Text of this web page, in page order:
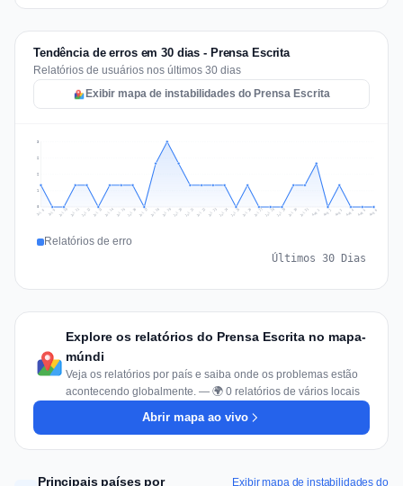
Tendência de erros em 30 dias - Prensa Escrita
Relatórios de usuários nos últimos 30 dias
Exibir mapa de instabilidades do Prensa Escrita
1
2
2
3
Jul 8 Jul 9 Jul 10 Jul 11 Jul 12 Jul 13 Jul 14 Jul 15 Jul 16 Jul 17 Jul 18 Jul 19 Jul 20 Jul 21 Jul 22 Jul 23 Jul 24 Jul 25 Jul 26 Jul 27 Jul 28 Jul 29 Jul 30 Jul 31 Aug 1 Aug 2 Aug 3 Aug 4 Aug 5 Aug 6
Relatórios de erro
Últimos 30 Dias
Explore os relatórios do Prensa Escrita no mapa-
múndi
Veja os relatórios por país e saiba onde os problemas estão
acontecendo globalmente. — 🌍 0 relatórios de vários locais
Abrir mapa ao vivo
Principais países por Exibir mapa de instabilidades do